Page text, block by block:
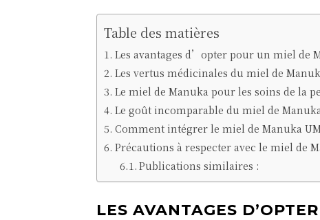
Table des matières
Les avantages d’opter pour un miel de
Les vertus médicinales du miel de
Le miel de Manuka pour les soins de la
Le goût incomparable du miel de
Comment intégrer le miel de Manuka
Précautions à respecter avec le miel de
Publications similaires :
LES AVANTAGES